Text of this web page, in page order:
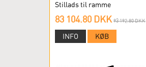
Stillads til ramme
83 104.80 DKK 93 192.80 DKK
INFO KØB